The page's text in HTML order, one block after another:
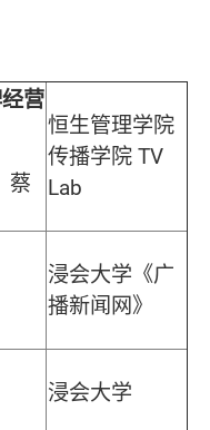
营
蔡
恒生管理学院
传播学院 TV
Lab
浸会大学《广
播新闻网》
浸会大学